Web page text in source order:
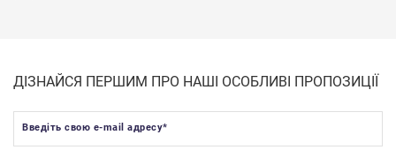
ДІЗНАЙСЯ ПЕРШИМ ПРО НАШІ ОСОБЛИВІ ПРОПОЗИЦІЇ
Введіть свою e-mail адресу*